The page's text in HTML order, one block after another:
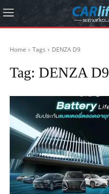
Home Tags DENZA D9
Tag: DENZA D9